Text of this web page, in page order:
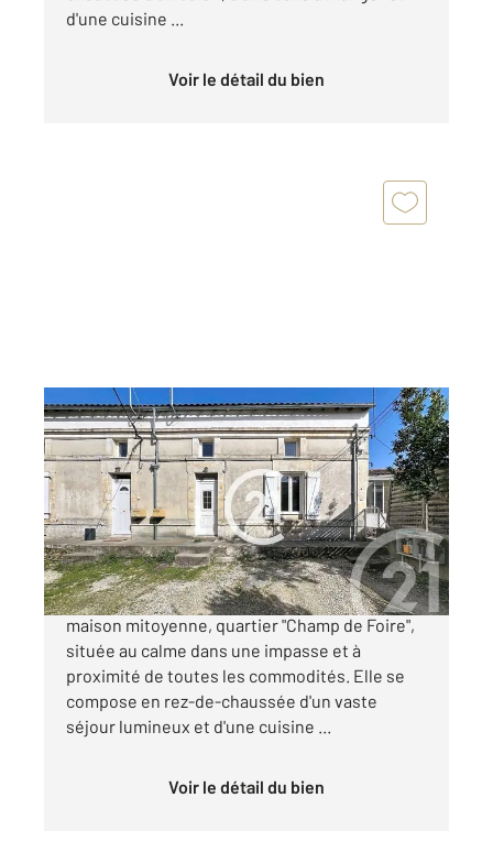
d'une cuisine ...
Voir le détail du bien
COGNAC 16
79,50 m2, 3 pièces
Ref : 2905
Maison à vendre
118 100 €
Votre agence Century 21 vous propose cette
maison mitoyenne, quartier "Champ de Foire",
située au calme dans une impasse et à
proximité de toutes les commodités. Elle se
compose en rez-de-chaussée d'un vaste
séjour lumineux et d'une cuisine ...
Voir le détail du bien